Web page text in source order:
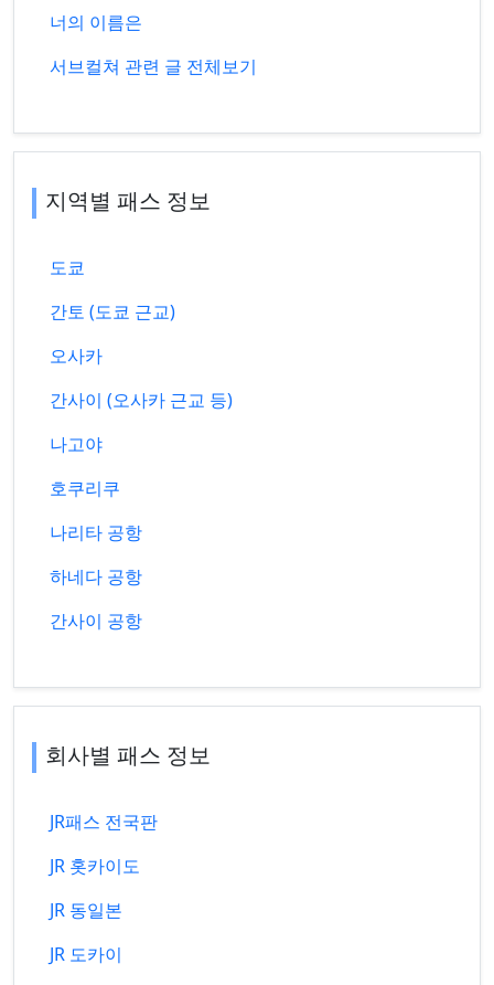
너의 이름은
서브컬쳐 관련 글 전체보기
지역별 패스 정보
도쿄
간토 (도쿄 근교)
오사카
간사이 (오사카 근교 등)
나고야
호쿠리쿠
나리타 공항
하네다 공항
간사이 공항
회사별 패스 정보
JR패스 전국판
JR 홋카이도
JR 동일본
JR 도카이